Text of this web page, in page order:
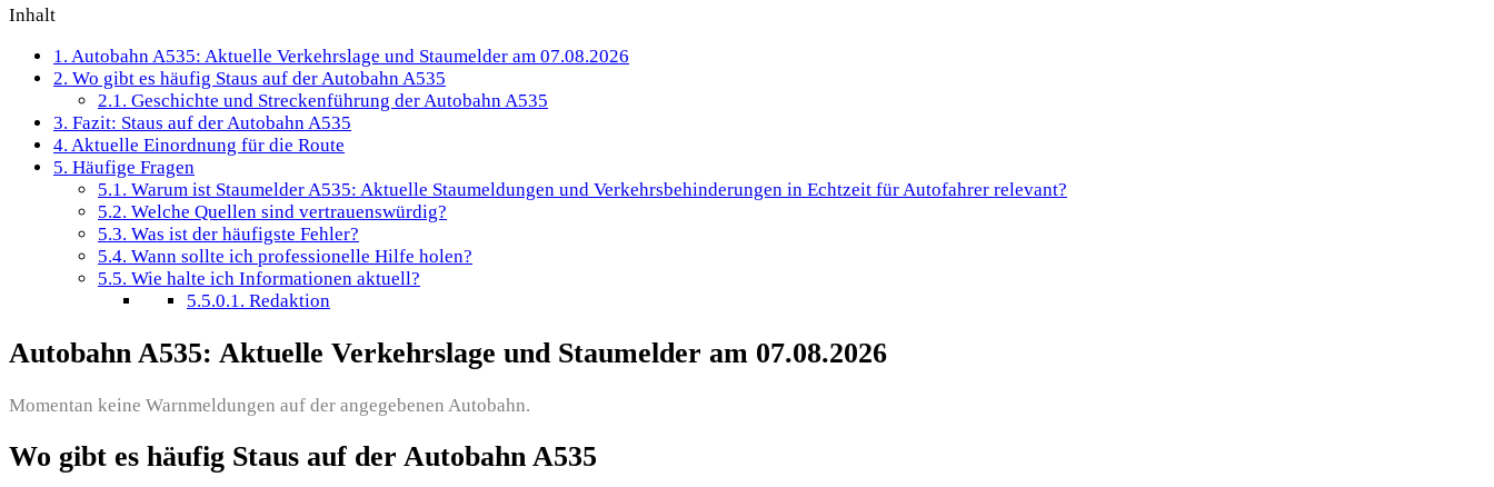
Inhalt
1. Autobahn A535: Aktuelle Verkehrslage und Staumelder am 07.08.2026
2. Wo gibt es häufig Staus auf der Autobahn A535
2.1. Geschichte und Streckenführung der Autobahn A535
3. Fazit: Staus auf der Autobahn A535
4. Aktuelle Einordnung für die Route
5. Häufige Fragen
5.1. Warum ist Staumelder A535: Aktuelle Staumeldungen und Verkehrsbehinderungen in Echtzeit für Autofahrer relevant?
5.2. Welche Quellen sind vertrauenswürdig?
5.3. Was ist der häufigste Fehler?
5.4. Wann sollte ich professionelle Hilfe holen?
5.5. Wie halte ich Informationen aktuell?
5.5.0.1. Redaktion
Autobahn A535: Aktuelle Verkehrslage und Staumelder am 07.08.2026
Momentan keine Warnmeldungen auf der angegebenen Autobahn.
Wo gibt es häufig Staus auf der Autobahn A535